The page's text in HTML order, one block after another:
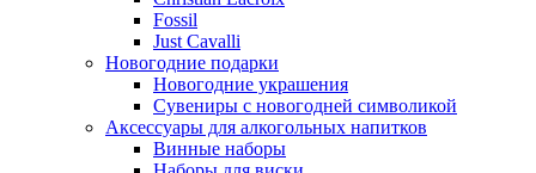
Fossil
Just Cavalli
Новогодние подарки
Новогодние украшения
Сувениры с новогодней символикой
Аксессуары для алкогольных напитков
Винные наборы